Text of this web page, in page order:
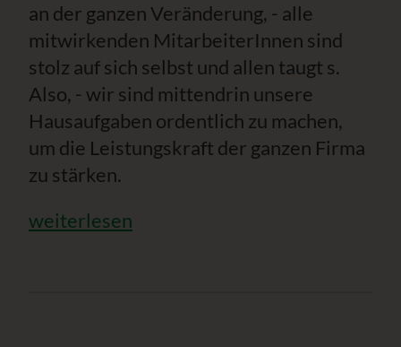
an der ganzen Veränderung, - alle
mitwirkenden MitarbeiterInnen sind
stolz auf sich selbst und allen taugt s.
Also, - wir sind mittendrin unsere
Hausaufgaben ordentlich zu machen,
um die Leistungskraft der ganzen Firma
zu stärken.
weiterlesen